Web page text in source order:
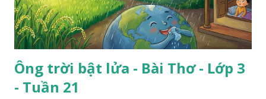
Ông trời bật lửa - Bài Thơ - Lớp 3
- Tuần 21